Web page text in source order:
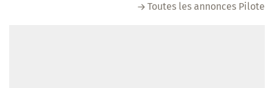
Toutes les annonces Pilote